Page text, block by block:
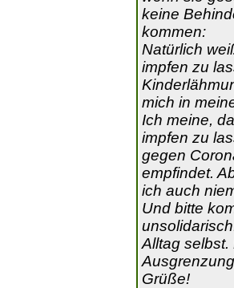
keine
kommen:
Natürlich
impfen zu
mich in
Ich meine,
impfen zu
gegen
empfindet.
ich auch
Und bitte
Alltag
Grüße!